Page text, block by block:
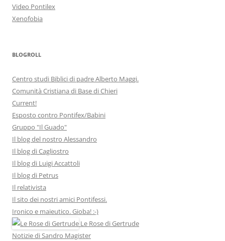
Video Pontilex
Xenofobia
BLOGROLL
Centro studi Biblici di padre Alberto Maggi.
Comunità Cristiana di Base di Chieri
Current!
Esposto contro Pontifex/Babini
Gruppo "Il Guado"
Il blog del nostro Alessandro
Il blog di Cagliostro
Il blog di Luigi Accattoli
Il blog di Petrus
Il relativista
Il sito dei nostri amici Pontifessi.
Ironico e maieutico. Gioba! :-)
Le Rose di Gertrude
Notizie di Sandro Magister